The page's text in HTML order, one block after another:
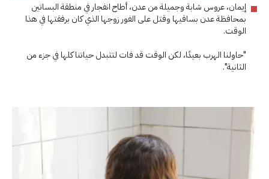
إيمان، عروس شابة وجميلة من عدن، أطاح انفجار في منطقة البساتين
بمحافظة عدن بساقيها وقتل على الفور زوجها الذي كان برفقتها في هذا
الوقت.
"حاولنا الهرب بعيدًا، لكن الوقت قد فات لتتبدل حياتنا كلها في جزء من
الثانية".